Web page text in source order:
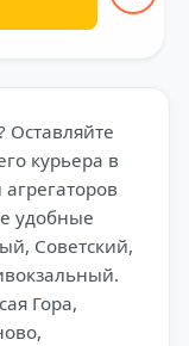
Оставляйте
курьера в
удобные
Советский,
Гора,